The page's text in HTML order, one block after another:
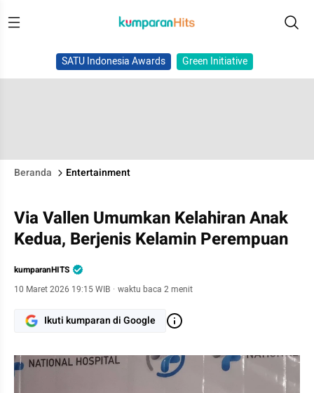
SATU Indonesia Awards Green Initiative
Beranda Entertainment
Via Vallen Umumkan Kelahiran Anak
Kedua, Berjenis Kelamin Perempuan
kumparanHITS
10 Maret 2026 19:15 WIB · waktu baca 2 menit
Ikuti kumparan di Google